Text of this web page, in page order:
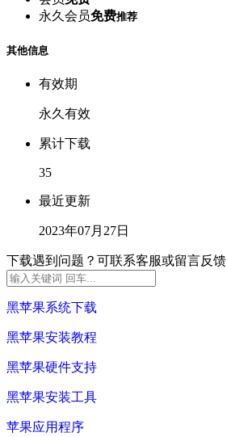
永久会员免费推荐
其他信息
有效期
永久有效
累计下载
35
最近更新
2023年07月27日
下载遇到问题？可联系客服或留言反馈
黑苹果系统下载
黑苹果安装教程
黑苹果硬件支持
黑苹果安装工具
苹果应用程序